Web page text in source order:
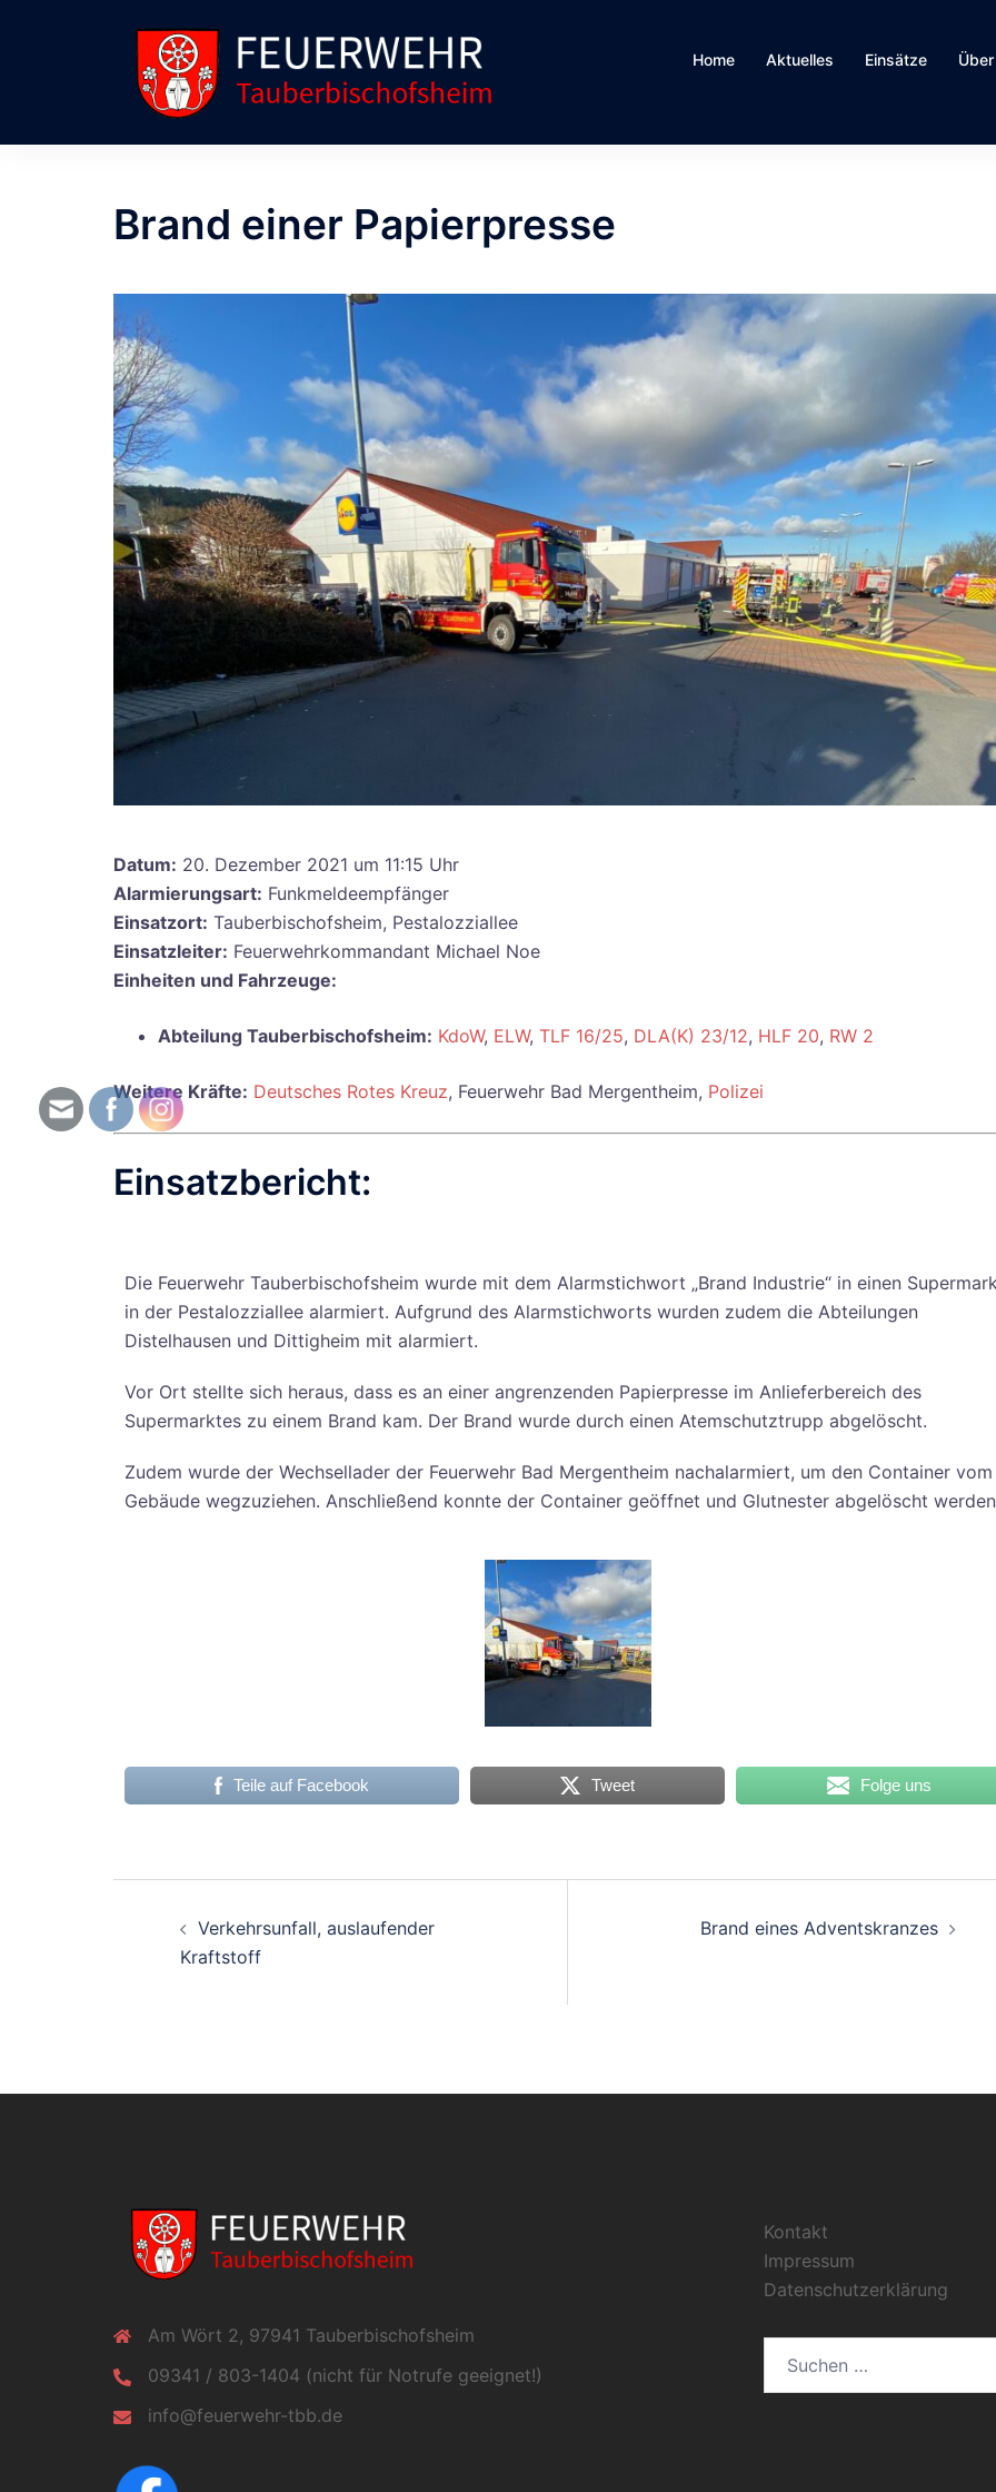
Home Aktuelles Einsätze
Brand einer Papierpresse
Datum: 20. Dezember 2021 um 11:15 Uhr
Alarmierungsart: Funkmeldeempfänger
Einsatzort: Tauberbischofsheim, Pestalozziallee
Einsatzleiter: Feuerwehrkommandant Michael Noe
Einheiten und Fahrzeuge:
Abteilung Tauberbischofsheim: KdoW, ELW, TLF 16/25, DLA(K) 23/12, HLF 20, RW 2
Weitere Kräfte: Deutsches Rotes Kreuz, Feuerwehr Bad Mergentheim, Polizei
Einsatzbericht:
Die Feuerwehr Tauberbischofsheim wurde mit dem Alarmstichwort „Brand Industrie“ in einen
in der Pestalozziallee alarmiert. Aufgrund des Alarmstichworts wurden zudem die Abteilungen
Distelhausen und Dittigheim mit alarmiert.
Vor Ort stellte sich heraus, dass es an einer angrenzenden Papierpresse im Anlieferbereich des
Supermarktes zu einem Brand kam. Der Brand wurde durch einen Atemschutztrupp abgelöscht.
Zudem wurde der Wechsellader der Feuerwehr Bad Mergentheim nachalarmiert, um den Container vom
Gebäude wegzuziehen. Anschließend konnte der Container geöffnet und Glutnester abgelöscht
Teile auf Facebook Tweet Folge uns
Verkehrsunfall, auslaufender
Kraftstoff
Brand eines Adventskranzes
Am Wört 2, 97941 Tauberbischofsheim
09341 / 803-1404 (nicht für Notrufe geeignet!)
info@feuerwehr-tbb.de
Kontakt
Impressum
Datenschutzerklärung